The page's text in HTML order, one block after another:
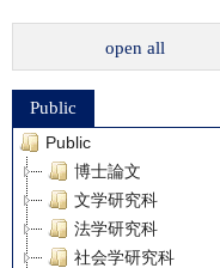
open all
Public
Public
博士論文
文学研究科
法学研究科
社会学研究科